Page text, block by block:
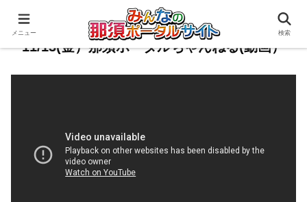
11/13(金）那須ポータルちゃんねる(動画）
メニュー 検索